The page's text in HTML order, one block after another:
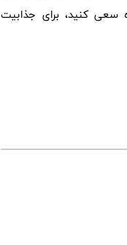
کنید، برای جذابیت